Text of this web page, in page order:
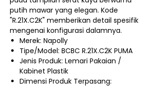
putih mawar yang elegan. Kode
"R.21X.C2K" memberikan detail spesifik
mengenai konfigurasi dalamnya.
Merek: Napolly
Tipe/Model: BCBC R.21X.C2K PUMA
Jenis Produk: Lemari Pakaian /
Kabinet Plastik
Dimensi Produk Terpasang: